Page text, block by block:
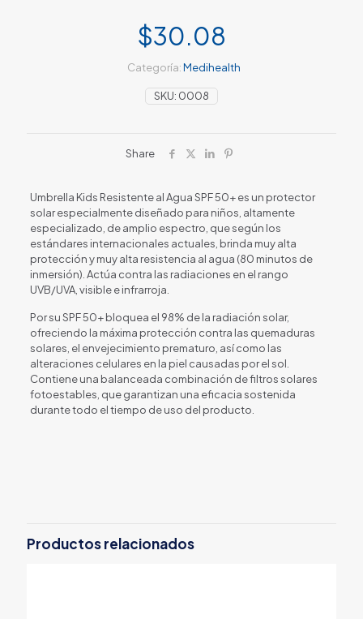
$30.08
SKU: 0008
Categoría:Medihealth
Share
Umbrella Kids Resistente al Agua SPF 50+ es un protector
solar especialmente diseñado para niños, altamente
especializado, de amplio espectro, que según los
estándares internacionales actuales, brinda muy alta
protección y muy alta resistencia al agua (80 minutos de
inmersión). Actúa contra las radiaciones en el rango
UVB/UVA, visible e infrarroja.
Por su SPF 50+ bloquea el 98% de la radiación solar,
ofreciendo la máxima protección contra las quemaduras
solares, el envejecimiento prematuro, así como las
alteraciones celulares en la piel causadas por el sol.
Contiene una balanceada combinación de filtros solares
fotoestables, que garantizan una eficacia sostenida
durante todo el tiempo de uso del producto.
Productos relacionados